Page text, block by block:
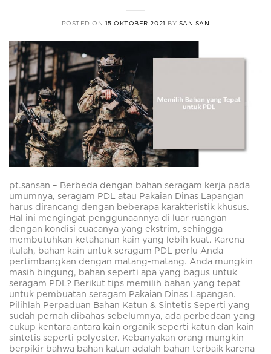
POSTED ON 15 OKTOBER 2021 BY SAN SAN
pt.sansan – Berbeda dengan bahan seragam kerja pada
umumnya, seragam PDL atau Pakaian Dinas Lapangan
harus dirancang dengan beberapa karakteristik khusus.
Hal ini mengingat penggunaannya di luar ruangan
dengan kondisi cuacanya yang ekstrim, sehingga
membutuhkan ketahanan kain yang lebih kuat. Karena
itulah, bahan kain untuk seragam PDL perlu Anda
pertimbangkan dengan matang-matang. Anda mungkin
masih bingung, bahan seperti apa yang bagus untuk
seragam PDL? Berikut tips memilih bahan yang tepat
untuk pembuatan seragam Pakaian Dinas Lapangan.
Pilihlah Perpaduan Bahan Katun & Sintetis Seperti yang
sudah pernah dibahas sebelumnya, ada perbedaan yang
cukup kentara antara kain organik seperti katun dan kain
sintetis seperti polyester. Kebanyakan orang mungkin
berpikir bahwa bahan katun adalah bahan terbaik karena